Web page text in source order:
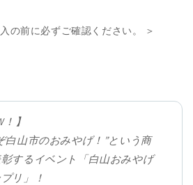
前に必ずご確認ください。 ＞
！】
白山市のおみやげ！”という商
するイベント「白山おみやげ
リ」！